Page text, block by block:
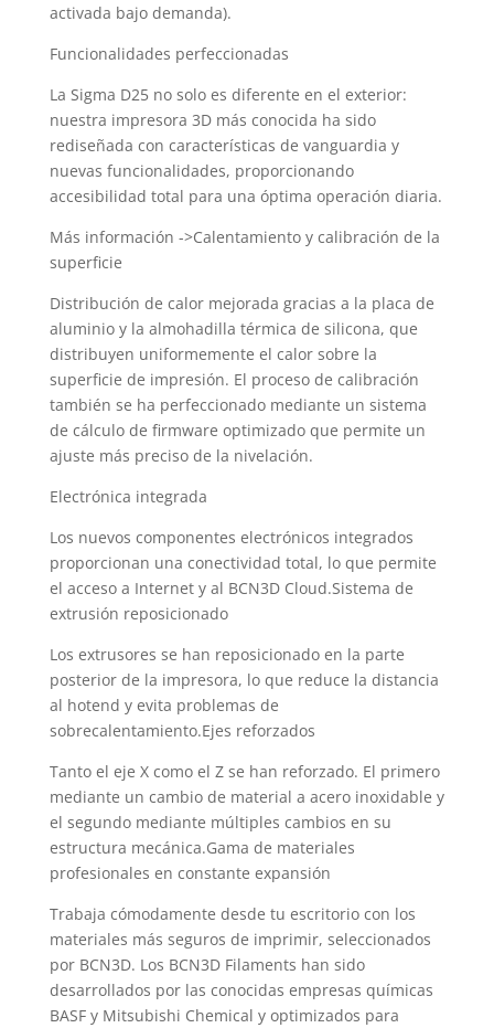
activada bajo demanda).
Funcionalidades perfeccionadas
La Sigma D25 no solo es diferente en el exterior:
nuestra impresora 3D más conocida ha sido
rediseñada con características de vanguardia y
nuevas funcionalidades, proporcionando
accesibilidad total para una óptima operación diaria.
Más información ->Calentamiento y calibración de la
superficie
Distribución de calor mejorada gracias a la placa de
aluminio y la almohadilla térmica de silicona, que
distribuyen uniformemente el calor sobre la
superficie de impresión. El proceso de calibración
también se ha perfeccionado mediante un sistema
de cálculo de firmware optimizado que permite un
ajuste más preciso de la nivelación.
Electrónica integrada
Los nuevos componentes electrónicos integrados
proporcionan una conectividad total, lo que permite
el acceso a Internet y al BCN3D Cloud.Sistema de
extrusión reposicionado
Los extrusores se han reposicionado en la parte
posterior de la impresora, lo que reduce la distancia
al hotend y evita problemas de
sobrecalentamiento.Ejes reforzados
Tanto el eje X como el Z se han reforzado. El primero
mediante un cambio de material a acero inoxidable y
el segundo mediante múltiples cambios en su
estructura mecánica.Gama de materiales
profesionales en constante expansión
Trabaja cómodamente desde tu escritorio con los
materiales más seguros de imprimir, seleccionados
por BCN3D. Los BCN3D Filaments han sido
desarrollados por las conocidas empresas químicas
BASF y Mitsubishi Chemical y optimizados para